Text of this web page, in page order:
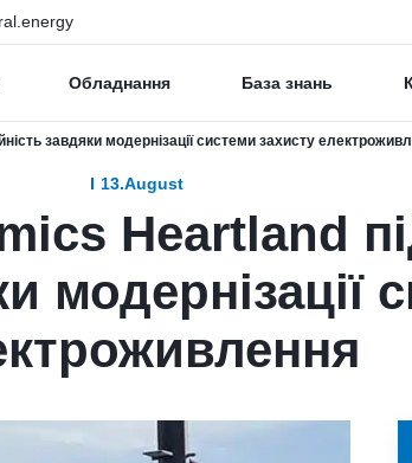
Обладнання База знань
завдяки модернізації системи захисту
13.August
Heartland
модернізації